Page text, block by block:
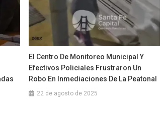
El Centro De Monitoreo Municipal Y
Efectivos Policiales Frustraron Un
Robo En Inmediaciones De La Peatonal
22 de agosto de 2025